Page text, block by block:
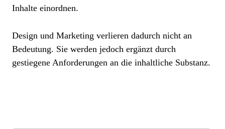
Inhalte einordnen.
Design und Marketing verlieren dadurch nicht an
Bedeutung. Sie werden jedoch ergänzt durch
gestiegene Anforderungen an die inhaltliche Substanz.